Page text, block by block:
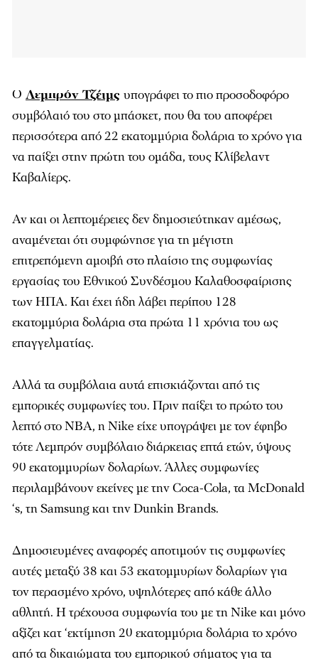
Ο Λεμπρόν Τζέιμς υπογράφει το πιο προσοδοφόρο
συμβόλαιό του στο μπάσκετ, που θα του αποφέρει
περισσότερα από 22 εκατομμύρια δολάρια το χρόνο για
να παίξει στην πρώτη του ομάδα, τους Κλίβελαντ
Καβαλίερς.
Αν και οι λεπτομέρειες δεν δημοσιεύτηκαν αμέσως,
αναμένεται ότι συμφώνησε για τη μέγιστη
επιτρεπόμενη αμοιβή στο πλαίσιο της συμφωνίας
εργασίας του Εθνικού Συνδέσμου Καλαθοσφαίρισης
των ΗΠΑ. Και έχει ήδη λάβει περίπου 128
εκατομμύρια δολάρια στα πρώτα 11 χρόνια του ως
επαγγελματίας.
Αλλά τα συμβόλαια αυτά επισκιάζονται από τις
εμπορικές συμφωνίες του. Πριν παίξει το πρώτο του
λεπτό στο NBA, η Nike είχε υπογράψει με τον έφηβο
τότε Λεμπρόν συμβόλαιο διάρκειας επτά ετών, ύψους
90 εκατομμυρίων δολαρίων. Άλλες συμφωνίες
περιλαμβάνουν εκείνες με την Coca-Cola, τα McDonald
‘s, τη Samsung και την Dunkin Brands.
Δημοσιευμένες αναφορές αποτιμούν τις συμφωνίες
αυτές μεταξύ 38 και 53 εκατομμυρίων δολαρίων για
τον περασμένο χρόνο, υψηλότερες από κάθε άλλο
αθλητή. Η τρέχουσα συμφωνία του με τη Nike και μόνο
αξίζει κατ ‘εκτίμηση 20 εκατομμύρια δολάρια το χρόνο
από τα δικαιώματα του εμπορικού σήματος για τα